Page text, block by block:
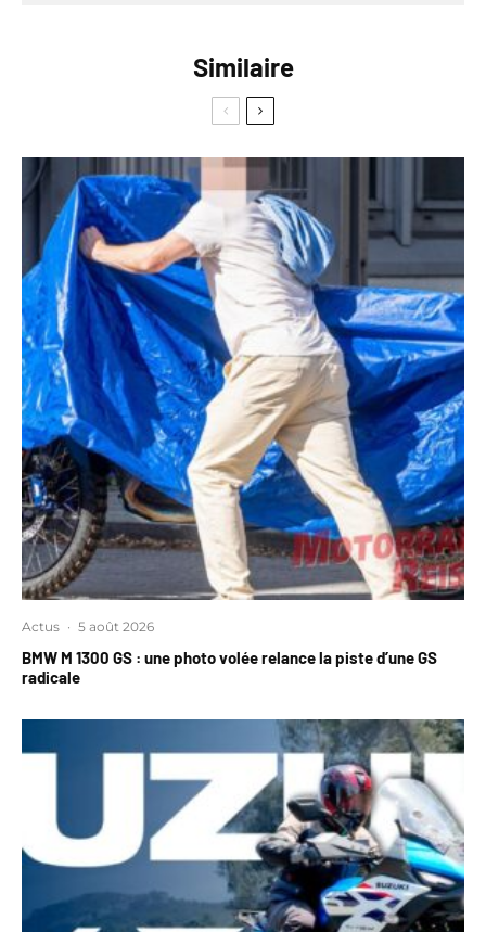
Similaire
Actus · 5 août 2026
BMW M 1300 GS : une photo volée relance la piste d’une GS
radicale